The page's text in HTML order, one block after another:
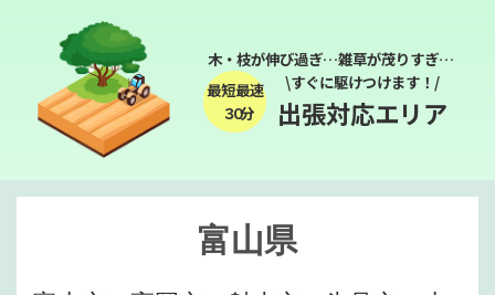
木・枝が伸び過ぎ…雑草が茂りすぎ…
最短最速
３０分
\すぐに駆けつけます！/
出張対応エリア
富山県